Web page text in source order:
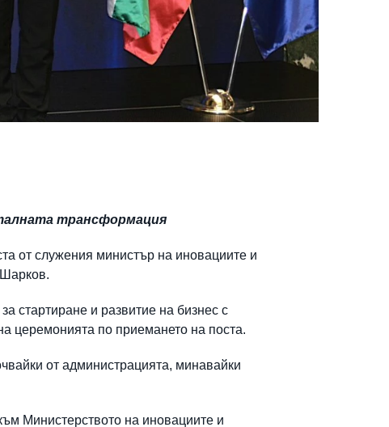
трансформация
от служения министър на иновациите и
стартиране и развитие на бизнес с
церемонията по приемането на поста.
от администрацията, минавайки
Министерството на иновациите и